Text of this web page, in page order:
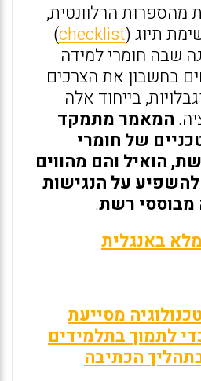
מהספרות הרלוונטית,
תיוג (checklist
)
שבה חומרי למידה
בחשבון את הצרכים
בייחוד אלה
המאמר מתמקד
של חומרי
הואיל והם מהווים
להשפיע על הנגישות
מבוססי רשת.
באנגלית
מסייעת
לתמוך בתלמידים
הכתיבה